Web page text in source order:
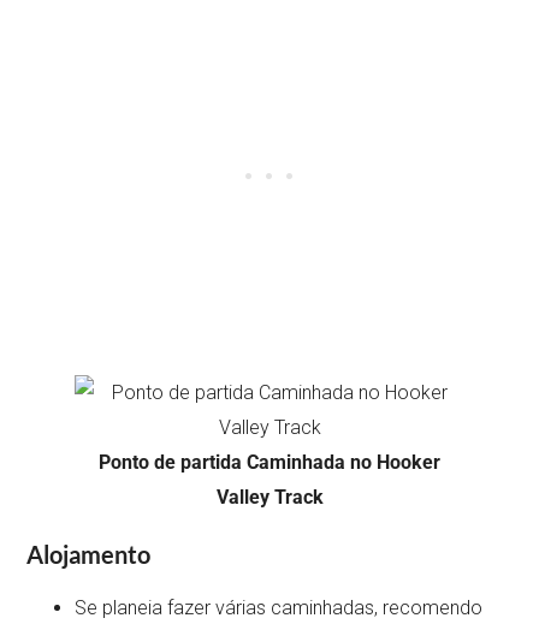
Ponto de partida Caminhada no Hooker
Valley Track
Alojamento
Se planeia fazer várias caminhadas, recomendo